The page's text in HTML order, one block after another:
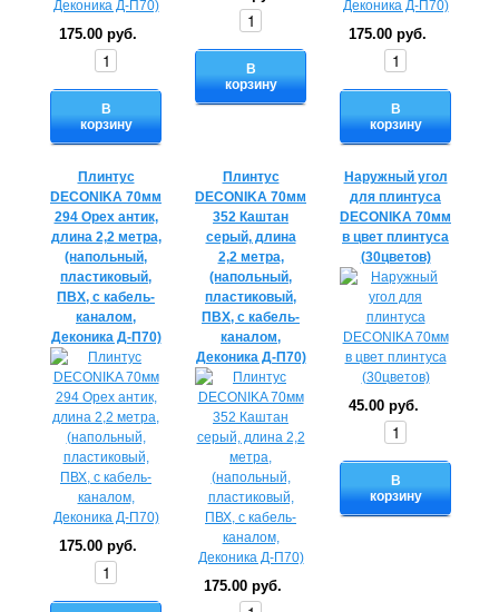
175.00 руб.
В
корзину
В
корзину
175.00 руб.
В
корзину
Плинтус
DECONIKA 70мм
294 Орех антик,
длина 2,2 метра,
(напольный,
пластиковый,
ПВХ, с кабель-
каналом,
Деконика Д-П70)
175.00 руб.
Плинтус
DECONIKA 70мм
352 Каштан
серый, длина
2,2 метра,
(напольный,
пластиковый,
ПВХ, с кабель-
каналом,
Деконика Д-П70)
175.00 руб.
Наружный угол
для плинтуса
DECONIKA 70мм
в цвет плинтуса
(30цветов)
45.00 руб.
В
корзину